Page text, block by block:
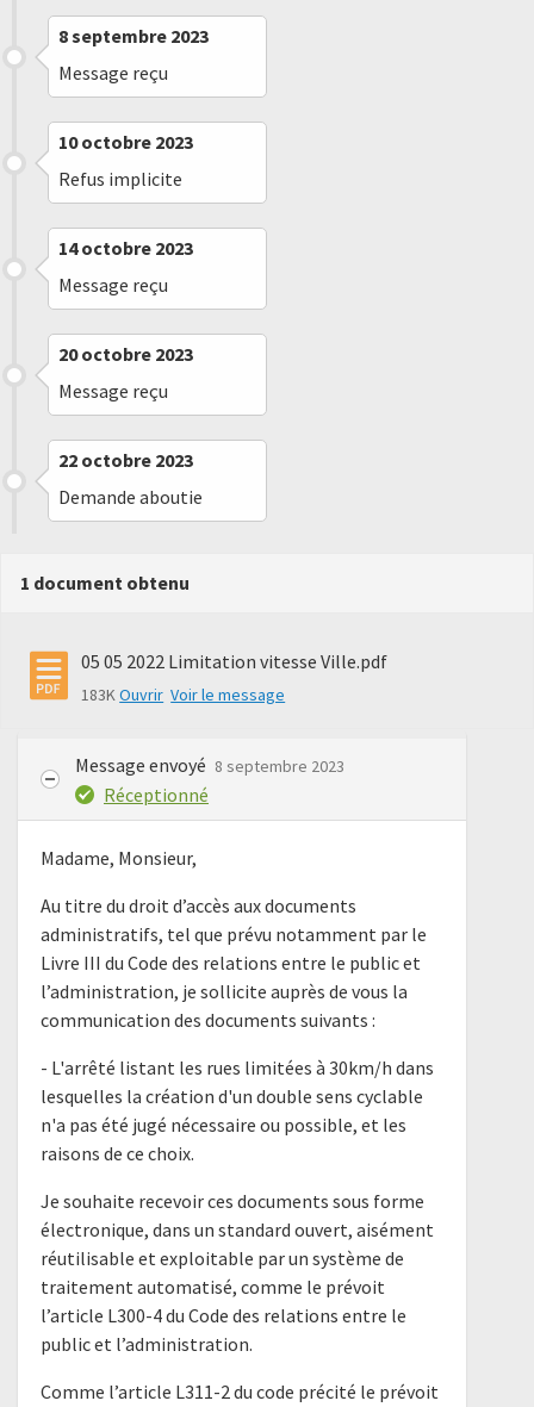
8 septembre 2023
Message reçu
10 octobre 2023
Refus implicite
14 octobre 2023
Message reçu
20 octobre 2023
Message reçu
22 octobre 2023
Demande aboutie
1 document obtenu
05 05 2022 Limitation vitesse Ville.pdf
183KOuvrir Voir le message
Message envoyé 8 septembre 2023
Réceptionné
Madame, Monsieur,
Au titre du droit d’accès aux documents
administratifs, tel que prévu notamment par le
Livre III du Code des relations entre le public et
l’administration, je sollicite auprès de vous la
communication des documents suivants :
- L'arrêté listant les rues limitées à 30km/h dans
lesquelles la création d'un double sens cyclable
n'a pas été jugé nécessaire ou possible, et les
raisons de ce choix.
Je souhaite recevoir ces documents sous forme
électronique, dans un standard ouvert, aisément
réutilisable et exploitable par un système de
traitement automatisé, comme le prévoit
l’article L300-4 du Code des relations entre le
public et l’administration.
Comme l’article L311-2 du code précité le prévoit